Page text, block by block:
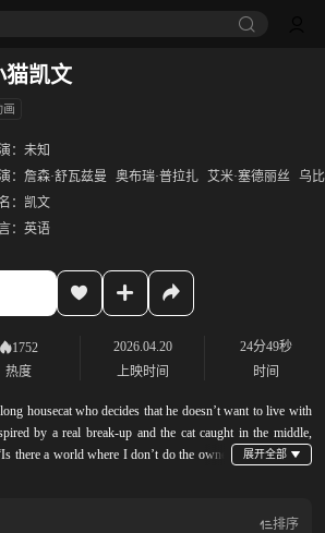
猫凯文
画
： 未知
： 詹森·舒瓦兹曼 奥布瑞·普拉扎 艾米·塞德丽丝 乌
： 凯文
： 英语
1752
热度
2026.04.20
上映时间
24分49秒
时间
housecat who decides that he doesn’t want to live with
by a real break-up and the cat caught in the middle,
there a world where I don’t do the owner
排序